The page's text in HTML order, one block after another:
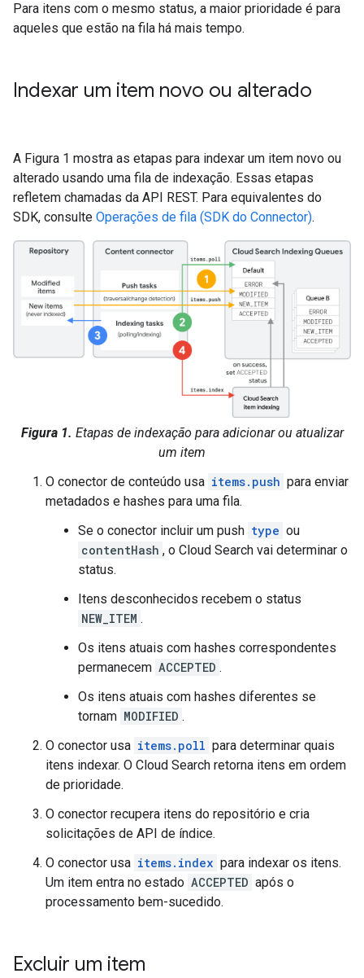
Para itens com o mesmo status, a maior prioridade é para
aqueles que estão na fila há mais tempo.
Indexar um item novo ou alterado
A Figura 1 mostra as etapas para indexar um item novo ou
alterado usando uma fila de indexação. Essas etapas
refletem chamadas da API REST. Para equivalentes do
SDK, consulte Operações de fila (SDK do Connector).
Figura 1. Etapas de indexação para adicionar ou atualizar
um item
O conector de conteúdo usa items.push para enviar
metadados e hashes para uma fila.
Se o conector incluir um push type ou
contentHash , o Cloud Search vai determinar o
status.
Itens desconhecidos recebem o status
NEW_ITEM .
Os itens atuais com hashes correspondentes
permanecem ACCEPTED .
Os itens atuais com hashes diferentes se
tornam MODIFIED .
O conector usa items.poll para determinar quais
itens indexar. O Cloud Search retorna itens em ordem
de prioridade.
O conector recupera itens do repositório e cria
solicitações de API de índice.
O conector usa items.index para indexar os itens.
Um item entra no estado ACCEPTED após o
processamento bem-sucedido.
Excluir um item